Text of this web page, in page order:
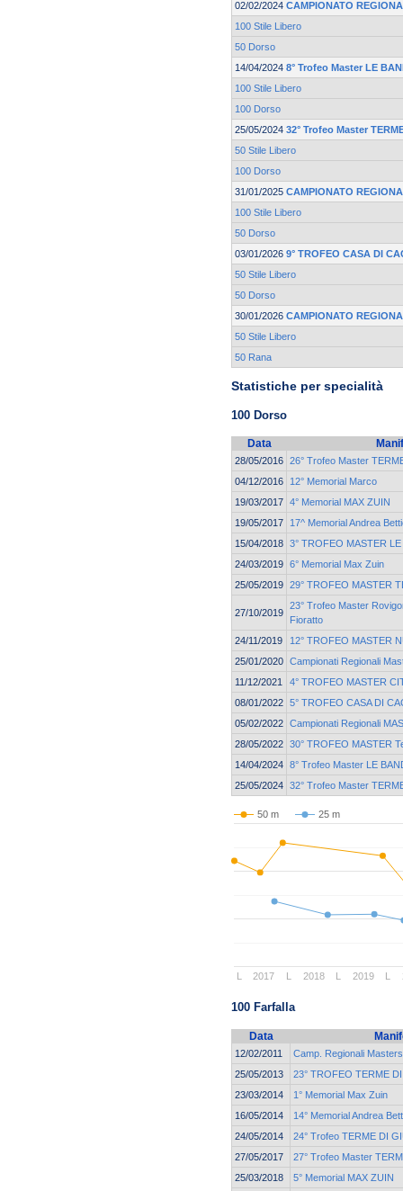
02/02/2024 CAMPIONATO
100 Stile Libero
50 Dorso
14/04/2024 8° Trofeo Master LE
100 Stile Libero
100 Dorso
25/05/2024 32° Trofeo Master
50 Stile Libero
100 Dorso
31/01/2025 CAMPIONATO
100 Stile Libero
50 Dorso
03/01/2026 9° TROFEO CASA DI
50 Stile Libero
50 Dorso
30/01/2026 CAMPIONATO
50 Stile Libero
50 Rana
Statistiche per specialità
100 Dorso
Data
28/05/2016 26° Trofeo Master
04/12/2016
12° Memorial Marco
19/03/2017 4° Memorial MAX ZUIN
19/05/2017
17^ Memorial Andrea
15/04/2018 3° TROFEO MASTER
24/03/2019 6° Memorial Max Zuin
25/05/2019 29° TROFEO MASTER
27/10/2019
23° Trofeo Master
Fioratto
24/11/2019
12° TROFEO MASTER
25/01/2020 Campionati Regionali
11/12/2021
4° TROFEO MASTER
08/01/2022 5° TROFEO CASA DI
05/02/2022 Campionati Regionali
28/05/2022 30° TROFEO MASTER
14/04/2024 8° Trofeo Master LE
25/05/2024 32° Trofeo Master
50 m 25 m
2017 2018 2019
100 Farfalla
Data
12/02/2011
Camp. Regionali
25/05/2013
23° TROFEO TERME
23/03/2014
1° Memorial Max Zuin
16/05/2014
14° Memorial Andrea
24/05/2014
24° Trofeo TERME DI
27/05/2017
27° Trofeo Master
25/03/2018
5° Memorial MAX ZUIN